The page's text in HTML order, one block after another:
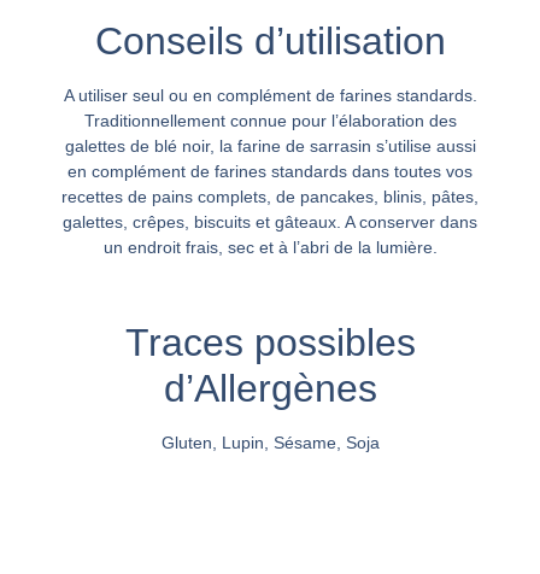
Conseils d’utilisation
A utiliser seul ou en complément de farines standards.
Traditionnellement connue pour l’élaboration des
galettes de blé noir, la farine de sarrasin s’utilise aussi
en complément de farines standards dans toutes vos
recettes de pains complets, de pancakes, blinis, pâtes,
galettes, crêpes, biscuits et gâteaux. A conserver dans
un endroit frais, sec et à l’abri de la lumière.
Traces possibles
d’Allergènes
Gluten, Lupin, Sésame, Soja